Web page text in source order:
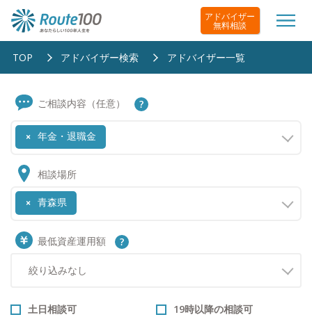
アドバイザー
無料相談
TOP アドバイザー検索 アドバイザー一覧
ご相談内容（任意）
× 年金・退職金
相談場所
× 青森県
最低資産運用額
土日相談可 19時以降の相談可